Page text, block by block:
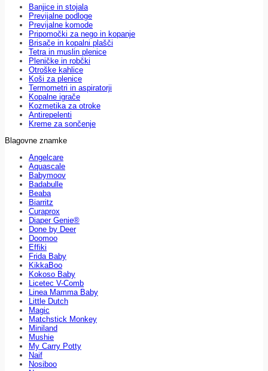
Banjice in stojala
Previjalne podloge
Previjalne komode
Pripomočki za nego in kopanje
Brisače in kopalni plašči
Tetra in muslin plenice
Pleničke in robčki
Otroške kahlice
Koši za plenice
Termometri in aspiratorji
Kopalne igrače
Kozmetika za otroke
Antirepelenti
Kreme za sončenje
Blagovne znamke
Angelcare
Aquascale
Babymoov
Badabulle
Beaba
Biarritz
Curaprox
Diaper Genie®
Done by Deer
Doomoo
Effiki
Frida Baby
KikkaBoo
Kokoso Baby
Licetec V-Comb
Linea Mamma Baby
Little Dutch
Magic
Matchstick Monkey
Miniland
Mushie
My Carry Potty
Naif
Nosiboo